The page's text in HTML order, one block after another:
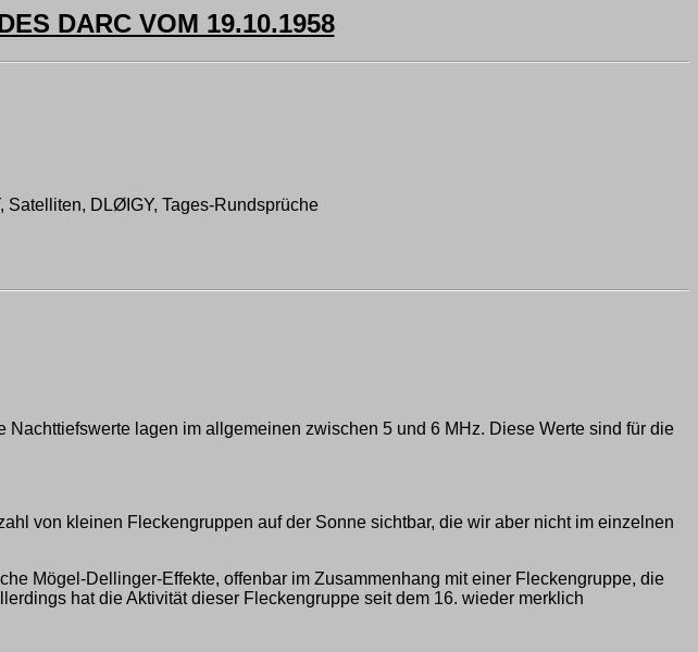
DARC VOM 19.10.1958
Satelliten, DLØIGY, Tages-Rundsprüche
lagen im allgemeinen zwischen 5 und 6 MHz. Diese Werte sind für die
von kleinen Fleckengruppen auf der Sonne sichtbar, die wir aber nicht im einzelnen
Mögel-Dellinger-Effekte, offenbar im Zusammenhang mit einer Fleckengruppe, die
hat die Aktivität dieser Fleckengruppe seit dem 16. wieder merklich